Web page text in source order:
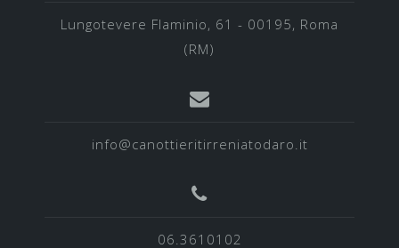
Lungotevere Flaminio, 61 - 00195, Roma
(RM)
info@canottieritirreniatodaro.it
06.3610102